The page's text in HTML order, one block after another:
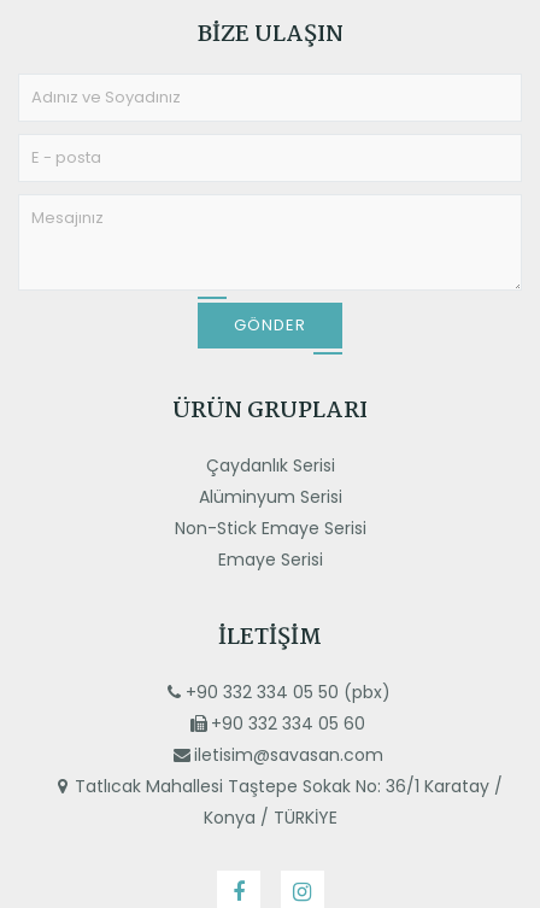
BIZE ULAŞIN
GÖNDER
ÜRÜN GRUPLARI
Çaydanlık Serisi
Alüminyum Serisi
Non-Stick Emaye Serisi
Emaye Serisi
İLETIŞIM
+90 332 334 05 50 (pbx)
+90 332 334 05 60
iletisim@savasan.com
Tatlıcak Mahallesi Taştepe Sokak No: 36/1 Karatay /
Konya / TÜRKİYE